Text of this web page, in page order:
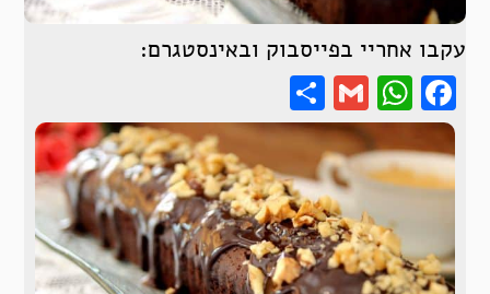
עקבו אחריי בפייסבוק ובאינסטגרם:
Facebook
WhatsApp
Gmail